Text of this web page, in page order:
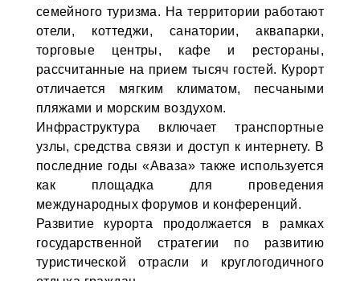
семейного туризма. На территории работают
отели, коттеджи, санатории, аквапарки,
торговые центры, кафе и рестораны,
рассчитанные на прием тысяч гостей. Курорт
отличается мягким климатом, песчаными
пляжами и морским воздухом.
Инфраструктура включает транспортные
узлы, средства связи и доступ к интернету. В
последние годы «Аваза» также используется
как площадка для проведения
международных форумов и конференций.
Развитие курорта продолжается в рамках
государственной стратегии по развитию
туристической отрасли и круглогодичного